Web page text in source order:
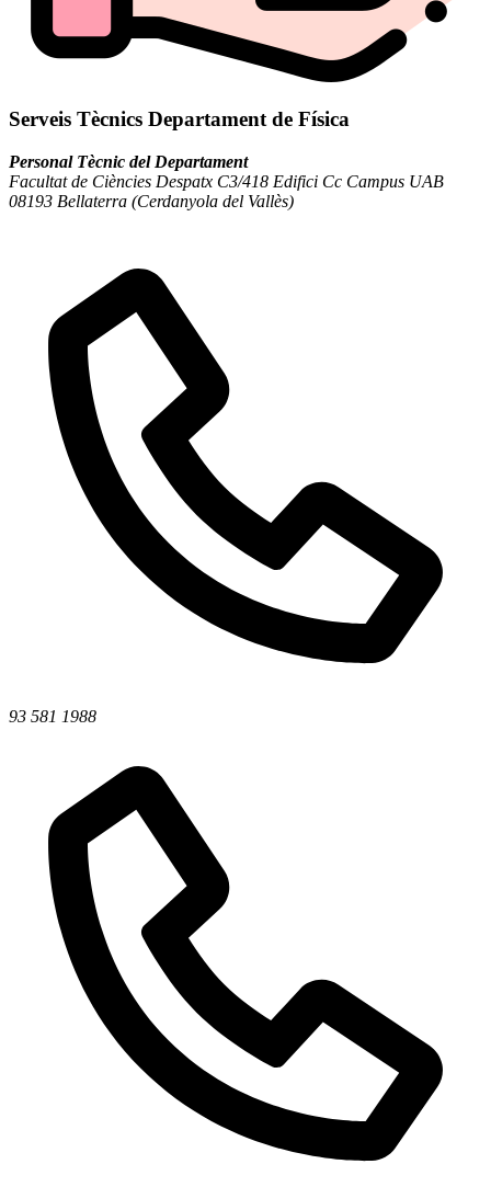
Serveis Tècnics Departament de Física
Personal Tècnic del Departament
Facultat de Ciències Despatx C3/418 Edifici Cc Campus UAB
08193 Bellaterra (Cerdanyola del Vallès)
93 581 1988